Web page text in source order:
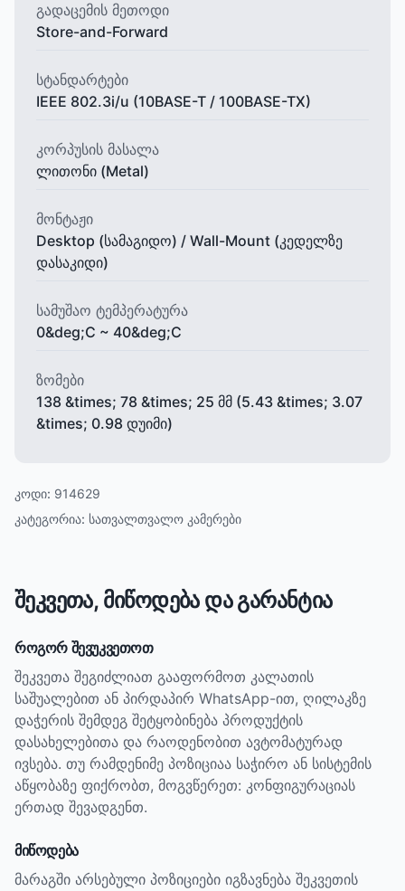
გადაცემის მეთოდი
Store-and-Forward
სტანდარტები
IEEE 802.3i/u (10BASE-T / 100BASE-TX)
კორპუსის მასალა
ლითონი (Metal)
მონტაჟი
Desktop (სამაგიდო) / Wall-Mount (კედელზე
დასაკიდი)
სამუშაო ტემპერატურა
0&deg;C ~ 40&deg;C
ზომები
138 &times; 78 &times; 25 მმ (5.43 &times; 3.07
&times; 0.98 დუიმი)
კოდი: 914629
კატეგორია: სათვალთვალო კამერები
შეკვეთა, მიწოდება და გარანტია
როგორ შევუკვეთოთ
შეკვეთა შეგიძლიათ გააფორმოთ კალათის
საშუალებით ან პირდაპირ WhatsApp-ით, ღილაკზე
დაჭერის შემდეგ შეტყობინება პროდუქტის
დასახელებითა და რაოდენობით ავტომატურად
ივსება. თუ რამდენიმე პოზიციაა საჭირო ან სისტემის
აწყობაზე ფიქრობთ, მოგვწერეთ: კონფიგურაციას
ერთად შევადგენთ.
მიწოდება
მარაგში არსებული პოზიციები იგზავნება შეკვეთის